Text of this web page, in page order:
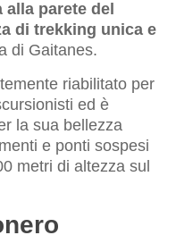
alla parete del
di trekking unica e
di Gaitanes.
riabilitato per
ed è
la sua bellezza
e ponti sospesi
metri di altezza sul